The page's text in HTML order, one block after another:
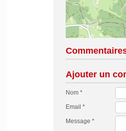
Ajouter un
Nom *
Email *
Message *